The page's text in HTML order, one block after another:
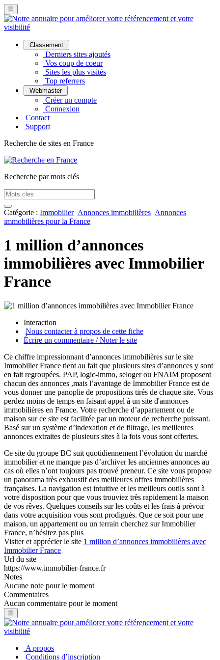
☰
Classement
Derniers sites ajoutés
Vos coup de coeur
Sites les plus visités
Top referrers
Webmaster
Créer un compte
Connexion
Contact
Support
Recherche de sites en France
Recherche par mots clés
Catégorie : Immobilier Annonces immobilières Annonces
immobilières pour la France
1 million d’annonces
immobilières avec Immobilier
France
Interaction
Nous contacter à propos de cette fiche
Écrire un commentaire / Noter le site
Ce chiffre impressionnant d’annonces immobilières sur le site
Immobilier France tient au fait que plusieurs sites d’annonces y sont
en fait regroupées. PAP, logic-immo, seloger ou FNAIM proposent
chacun des annonces ,mais l’avantage de Immobilier France est de
vous donner une panoplie de propositions tirés de chaque site. Vous
perdez moins de temps en faisant appel à un site d'annonces
immobilières en France. Votre recherche d’appartement ou de
maison sur ce site est facilitée par un moteur de recherche puissant.
Basé sur un système d’indexation et de filtrage, les meilleures
annonces extraites de plusieurs sites à la fois vous sont offertes.
Ce site du groupe BC suit quotidiennement l’évolution du marché
immobilier et ne manque pas d’archiver les anciennes annonces au
cas où elles n’ont toujours pas trouvé preneur. Ce site vous propose
un panorama très exhaustif des meilleures offres immobilières
françaises. La navigation est intuitive et les meilleurs outils sont à
votre disposition pour que vous trouviez très rapidement la maison
de vos rêves. Quelques conseils sur les coûts et les frais à prévoir
dans votre acquisition vous sont prodigués. Que ce soit pour une
maison, un appartement ou un terrain cherchez sur Immobilier
France, n’hésitez pas plus
Visiter et apprécier le site 1 million d’annonces immobilières avec
Immobilier France
Url du site
https://www.immobilier-france.fr
Notes
Aucune note pour le moment
Commentaires
Aucun commentaire pour le moment
☰
A propos
Conditions d’inscription